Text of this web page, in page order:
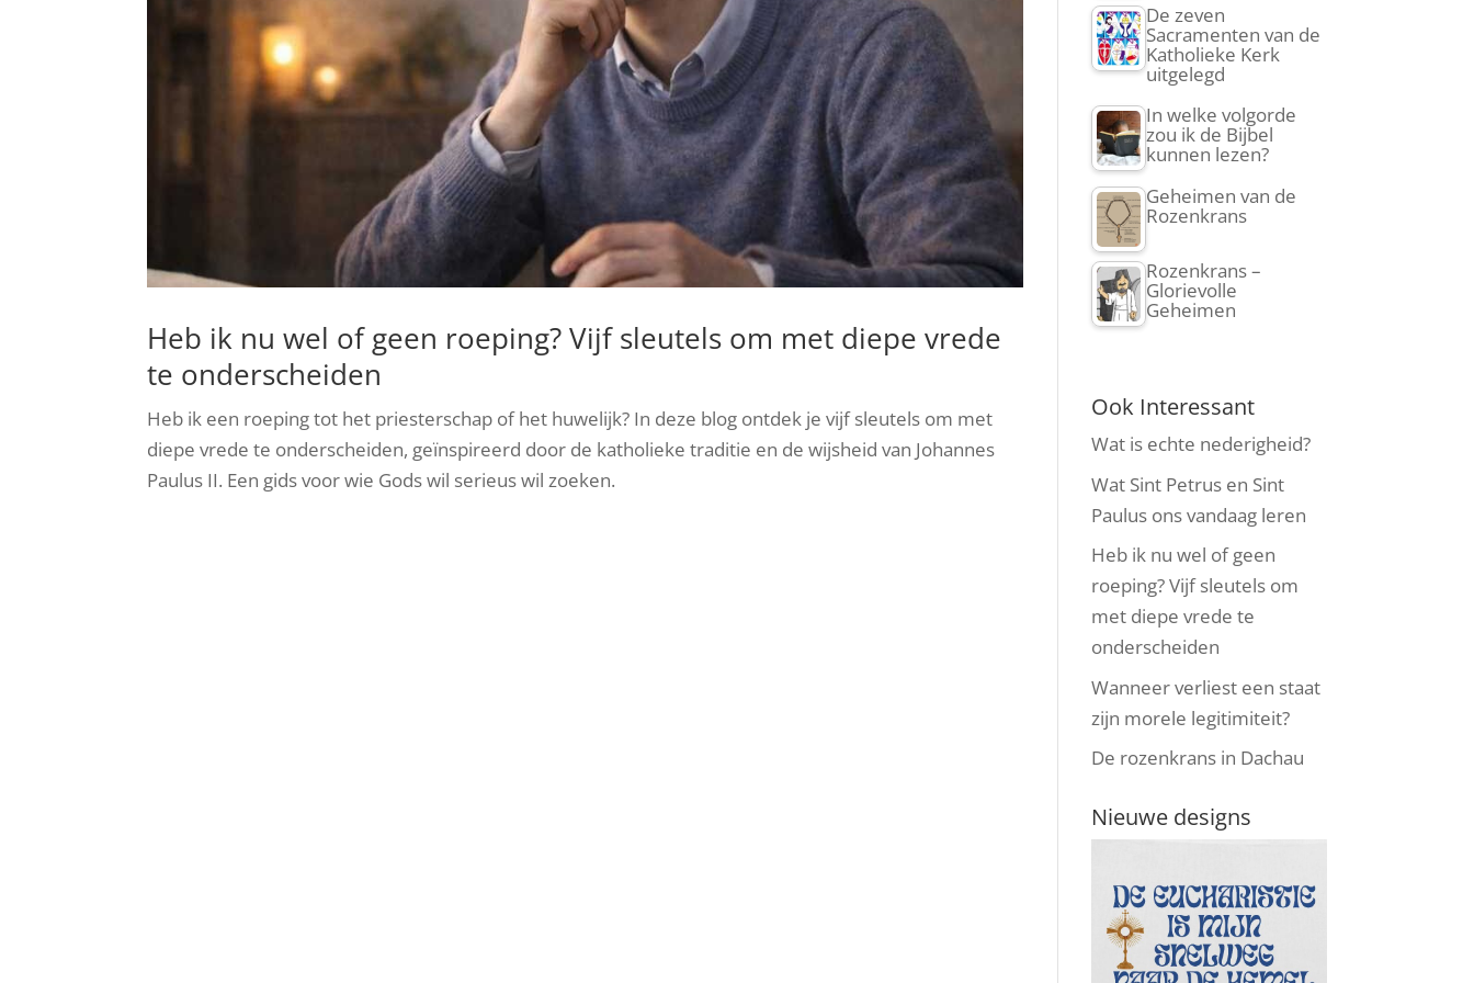
Heb ik nu wel of geen roeping? Vijf sleutels om met diepe vrede
te onderscheiden
Heb ik een roeping tot het priesterschap of het huwelijk? In deze blog ontdek je vijf sleutels om met
diepe vrede te onderscheiden, geïnspireerd door de katholieke traditie en de wijsheid van Johannes
Paulus II. Een gids voor wie Gods wil serieus wil zoeken.
De zeven
Sacramenten van de
Katholieke Kerk
uitgelegd
In welke volgorde
zou ik de Bijbel
kunnen lezen?
Geheimen van de
Rozenkrans
Rozenkrans –
Glorievolle
Geheimen
Ook Interessant
Wat is echte nederigheid?
Wat Sint Petrus en Sint
Paulus ons vandaag leren
Heb ik nu wel of geen
roeping? Vijf sleutels om
met diepe vrede te
onderscheiden
Wanneer verliest een staat
zijn morele legitimiteit?
De rozenkrans in Dachau
Nieuwe designs